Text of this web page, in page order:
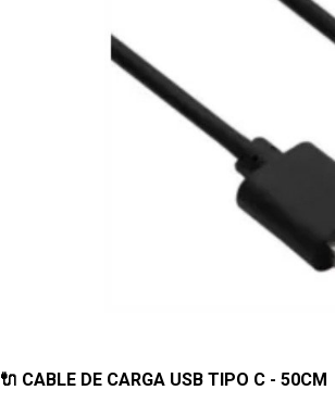
🔌 CABLE DE CARGA USB TIPO C - 50CM